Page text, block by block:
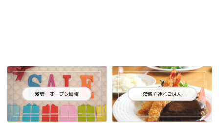
激安・オープン情報 茨城子連れごはん